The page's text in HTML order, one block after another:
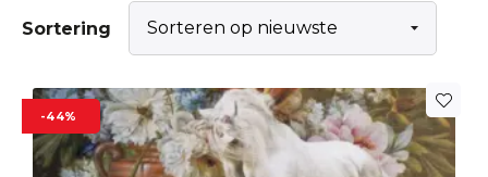
Sortering
-44%